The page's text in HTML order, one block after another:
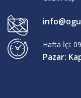
Hafta İçi:
Pazar: